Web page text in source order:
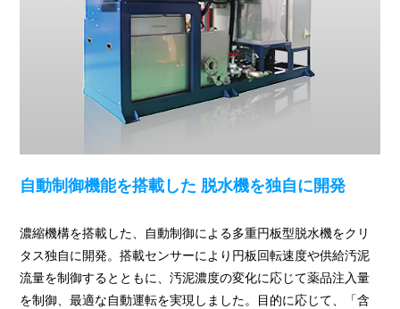
自動制御機能を搭載した 脱水機を独自に開発
濃縮機構を搭載した、自動制御による多重円板型脱水機をクリ
タス独自に開発。搭載センサーにより円板回転速度や供給汚泥
流量を制御するとともに、汚泥濃度の変化に応じて薬品注入量
を制御、最適な自動運転を実現しました。目的に応じて、「含